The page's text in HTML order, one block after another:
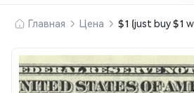
Главная Цена